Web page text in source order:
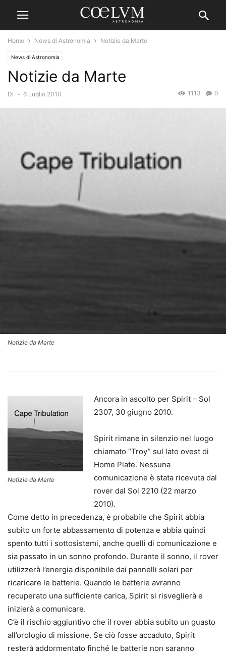
Home News di Astronomia Notizie da Marte
News di Astronomia
Notizie da Marte
Di - 6 Luglio 2010 0
1113
Notizie da Marte
Notizie da Marte
Ancora in ascolto per Spirit – Sol
2307, 30 giugno 2010.
Spirit rimane in silenzio nel luogo
chiamato “Troy” sul lato ovest di
Home Plate. Nessuna
comunicazione è stata ricevuta dal
rover dal Sol 2210 (22 marzo
2010).
Come detto in precedenza, è probabile che Spirit abbia
subito un forte abbassamento di potenza e abbia quindi
spento tutti i sottosistemi, anche quelli di comunicazione e
sia passato in un sonno profondo. Durante il sonno, il rover
utilizzerà l’energia disponibile dai pannelli solari per
ricaricare le batterie. Quando le batterie avranno
recuperato una sufficiente carica, Spirit si risveglierà e
inizierà a comunicare.
C’è il rischio aggiuntivo che il rover abbia subito un guasto
all’orologio di missione. Se ciò fosse accaduto, Spirit
resterà addormentato finché le batterie non saranno